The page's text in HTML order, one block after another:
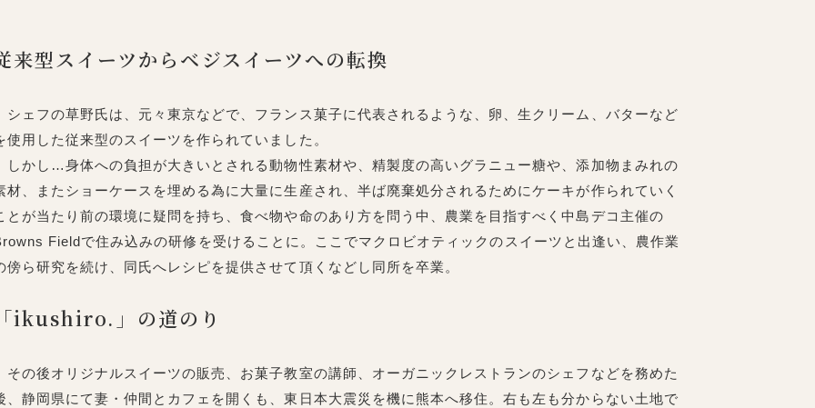
来型スイーツからベジスイーツへの転換
ェフの草野氏は、元々東京などで、フランス菓子に代表されるような、卵、生クリーム、バターなど
使用した従来型のスイーツを作られていました。
かし…身体への負担が大きいとされる動物性素材や、精製度の高いグラニュー糖や、添加物まみれの
材、またショーケースを埋める為に大量に生産され、半ば廃棄処分されるためにケーキが作られていく
とが当たり前の環境に疑問を持ち、食べ物や命のあり方を問う中、農業を目指すべく中島デコ主催の
Fieldで住み込みの研修を受けることに。ここでマクロビオティックのスイーツと出逢い、農作業
傍ら研究を続け、同氏へレシピを提供させて頂くなどし同所を卒業。
ikushiro.」の道のり
の後オリジナルスイーツの販売、お菓子教室の講師、オーガニックレストランのシェフなどを務めた
、静岡県にて妻・仲間とカフェを開くも、東日本大震災を機に熊本へ移住。右も左も分からない土地で